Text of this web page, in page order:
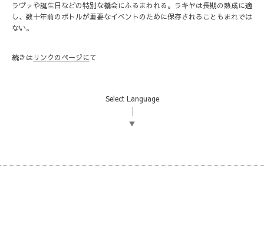
ラヴァや誕生日などの特別な機会にふるまわれる。ラキヤは長期の熟成に適
し、数十年前のボトルが重要なイベントのために保存されることもまれでは
ない。
続きは リンクのページにて
Select Language
▼